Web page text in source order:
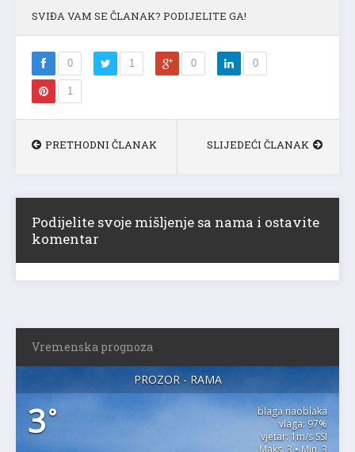
SVIĐA VAM SE ČLANAK? PODIJELITE GA!
0 1 0 0
1
PRETHODNI ČLANAK SLIJEDEĆI ČLANAK
Podijelite svoje mišljenje sa nama i ostavite
komentar
Vremenska prognoza
PROZOR - RAMA
3°
blaga naoblaka
vlaga: 97%
vjetar: 1m/s SSI
Maks. 3 • Min. 3